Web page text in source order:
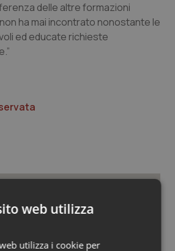
urogenitali
delle altre formazioni
ha mai incontrato nonostante le
ed educate richieste
interessarti in
Professioni
web utilizza
utilizza i cookie per